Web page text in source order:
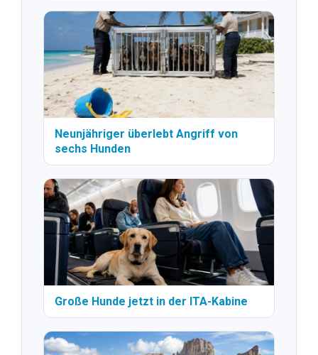
Neunjähriger überlebt Angriff von
sechs Hunden
Große Hunde jetzt in der ITA-Kabine